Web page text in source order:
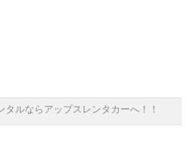
ルならアップスレンタカーへ！！